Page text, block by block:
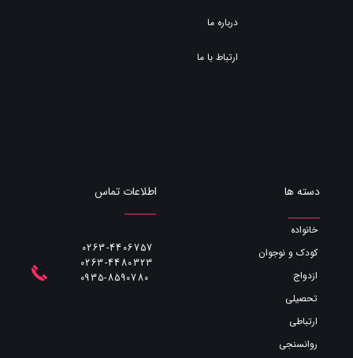
خانواده
کودک و نوجوان
ازدواج
تحصیلی
ارتباطی
روانسنجی
دسته ها اطلاعات تماس
0263-4406757
0263-4480323
درباره ما
ارتباط با ما